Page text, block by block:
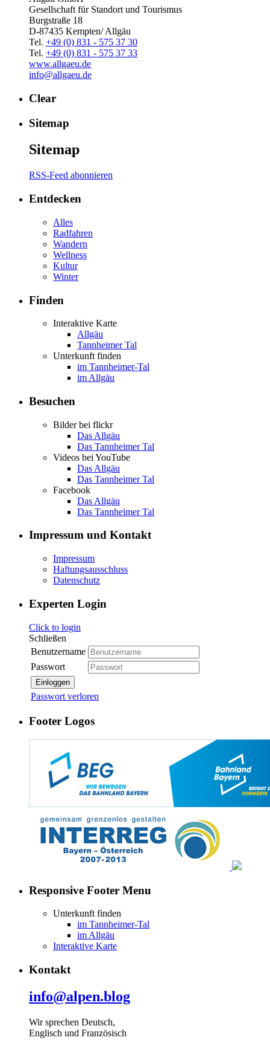
Gesellschaft für Standort und Tourismus
Burgstraße 18
D-87435 Kempten/ Allgäu
Tel. +49 (0) 831 - 575 37 30
Tel. +49 (0) 831 - 575 37 33
www.allgaeu.de
info@allgaeu.de
Clear
Sitemap
Sitemap
RSS-Feed abonnieren
Entdecken
Alles
Radfahren
Wandern
Wellness
Kultur
Winter
Finden
Interaktive Karte
Allgäu
Tannheimer Tal
Unterkunft finden
im Tannheimer-Tal
im Allgäu
Besuchen
Bilder bei flickr
Das Allgäu
Das Tannheimer Tal
Videos bei YouTube
Das Allgäu
Das Tannheimer Tal
Facebook
Das Allgäu
Das Tannheimer Tal
Impressum und Kontakt
Impressum
Haftungsausschluss
Datenschutz
Experten Login
Click to login
Schließen
Benutzername
Passwort
Einloggen
Passwort verloren
Footer Logos
Responsive Footer Menu
Unterkunft finden
im Tannheimer-Tal
im Allgäu
Interaktive Karte
Kontakt
info@alpen.blog
Wir sprechen Deutsch,
Englisch und Französisch